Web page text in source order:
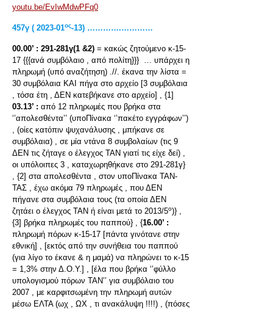
youtu.be/EvIwMdwPFq0
457γ ( 2023-01ος-13) ………….…………
00.00’ : 291-281γ(1 &2) = κακώς ζητούμενο κ-15-
17 {{{ανά συμβόλαιο , από πολίτη}}} … υπάρχει η
πληρωμή (υπό αναζήτηση) .//. έκανα την λίστα =
30 συμβόλαια ΚΑΙ πήγα στο αρχείο [3 συμβόλαια
, τόσα έτη , ΔΕΝ κατεβήκανε στο αρχείο] , {1]
03.13’ : από 12 πληρωμές που βρήκα στα
‘’απολεσθέντα’’ (υποΠίνακα ‘’πακέτο εγγράφων’’)
, (οίες κατόπιν ψυχανάλυσης , μπήκανε σε
συμβόλαια) , σε μία ντάνα 8 συμβολαίων (τις 9
ΔΕΝ τις ζήταγε ο έλεγχος ΤΑΝ γιατί τις είχε δεί) ,
οι υπόλοιπες 3 , καταχωρηθήκανε στο 291-281γ}
, {2] στα απολεσθέντα , στον υποΠίνακα ΤΑΝ-
ΤΑΣ , έχω ακόμα 79 πληρωμές , που ΔΕΝ
πήγανε στα συμβόλαια τους (τα οποία ΔΕΝ
ζητάει ο έλεγχος ΤΑΝ ή είναι μετά το 2013/5ο)} ,
{3] βρήκα πληρωμές του παππού} , {16.00’ :
πληρωμή πόρων κ-15-17 [πάντα γινότανε στην
εθνική] , [εκτός από την συνήθεια του παππού
(για λίγο το έκανε & η μαμά) να πληρώνει το κ-15
= 1,3% στην Δ.Ο.Υ.] , [έλα που βρήκα ‘’φύλλο
υπολογισμού πόρων ΤΑΝ’’ για συμβόλαιο του
2007 , με καρφιτσωμένη την πληρωμή αυτών
μέσω ΕΛΤΑ (ωχ , ΩΧ , τι ανακάλυψη !!!!) , (πόσες